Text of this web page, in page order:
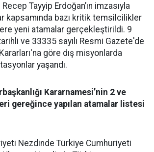
Tayyip Erdoğan’ın imzasıyla
kapsamında bazı kritik temsilcilikler
yeni atamalar gerçekleştirildi. 9
ve 33335 sayılı Resmi Gazete'de
göre dış misyonlarda
yaşandı.
Kararnamesi’nin 2 ve
gereğince yapılan atamalar listesi
Nezdinde Türkiye Cumhuriyeti